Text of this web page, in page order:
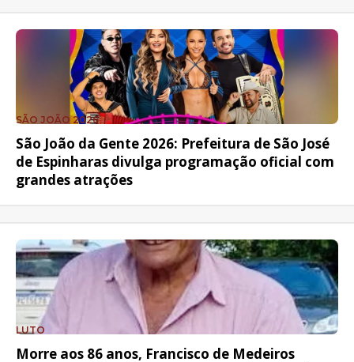
SÃO JOÃO 2026
São João da Gente 2026: Prefeitura de São José
de Espinharas divulga programação oficial com
grandes atrações
LUTO
Morre aos 86 anos, Francisco de Medeiros